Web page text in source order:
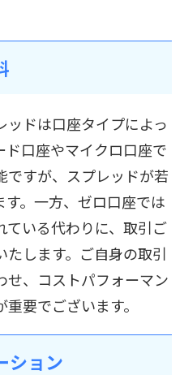
ドは口座タイプによっ
口座やマイクロ口座で
ですが、スプレッドが若
。一方、ゼロ口座では
ている代わりに、取引ご
たします。ご自身の取引
せ、コストパフォーマン
要でございます。
ション